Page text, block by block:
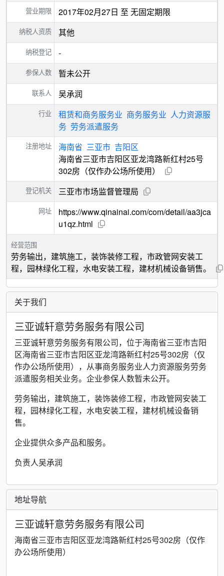
营业期限 2017年02月27日 至 无固定期限
纳税人资质 其他
纳税登记 -
参保人数 暂未公开
联系人 吴承润
行业 租赁和商务服务业 商务服务业 人力资源服
务 劳务派遣服务
注册地址 海南省 三亚市 吉阳区
海南省三亚市吉阳区亚龙湾路新红村25号
302房（仅作办公场所使用）
登记机关 三亚市市场监督管理局
网址
https://www.qinainai.com/com/detail/aa3jca
u1qz.html
经营范围
劳务输出，建筑施工，装饰装修工程，市政管网安装工
程，园林绿化工程，水电安装工程，建材机械设备销售。
关于我们
三亚诚轩意劳务服务有限公司
三亚诚轩意劳务服务有限公司，位于海南省三亚市吉阳
区海南省三亚市吉阳区亚龙湾路新红村25号302房（仅
作办公场所使用），从事商务服务业人力资源服务劳务
派遣服务相关业务。企业参保人数暂未公开。
劳务输出，建筑施工，装饰装修工程，市政管网安装工
程，园林绿化工程，水电安装工程，建材机械设备销
售。
企业提供众多产品和服务。
负责人吴承润
地址导航
三亚诚轩意劳务服务有限公司
海南省三亚市吉阳区亚龙湾路新红村25号302房（仅作
办公场所使用）